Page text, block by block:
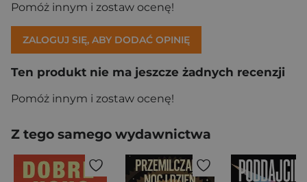
Pomóż innym i zostaw ocenę!
ZALOGUJ SIĘ, ABY DODAĆ OPINIĘ
Ten produkt nie ma jeszcze żadnych recenzji
Pomóż innym i zostaw ocenę!
Z tego samego wydawnictwa